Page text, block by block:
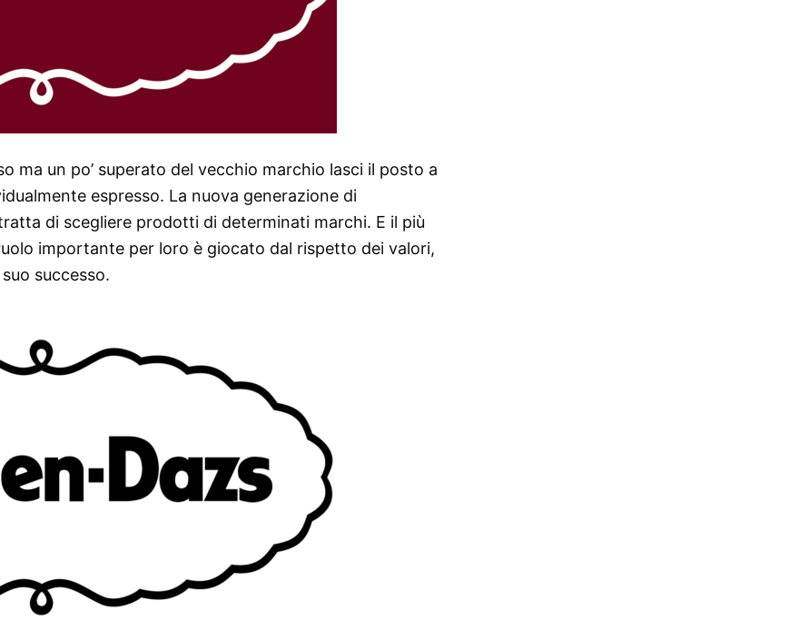
ma un po’ superato del vecchio marchio lasci il posto a
espresso. La nuova generazione di
di scegliere prodotti di determinati marchi. E il più
importante per loro è giocato dal rispetto dei valori,
successo.